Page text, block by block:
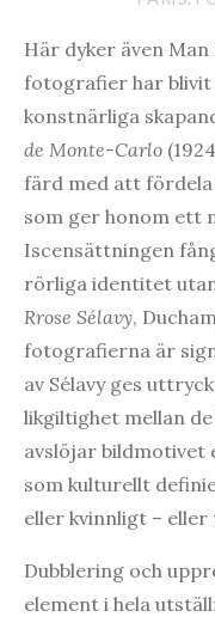
Här dyker även Man
fotografier har blivit
konstnärliga
de Monte-Carlo
färd med att fördela
som ger honom ett
Iscensättningen
rörliga identitet
Rrose Sélavy,
fotografierna är
av Sélavy ges
likgiltighet mellan
avslöjar bildmotivet
som kulturellt
eller kvinnligt –
Dubblering och
element i hela